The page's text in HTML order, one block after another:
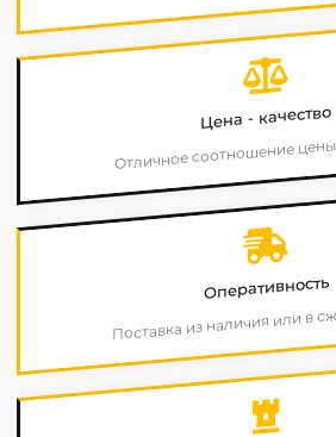
Цена - качество
Отличное соотношение
Оперативность
Поставка из наличия или в